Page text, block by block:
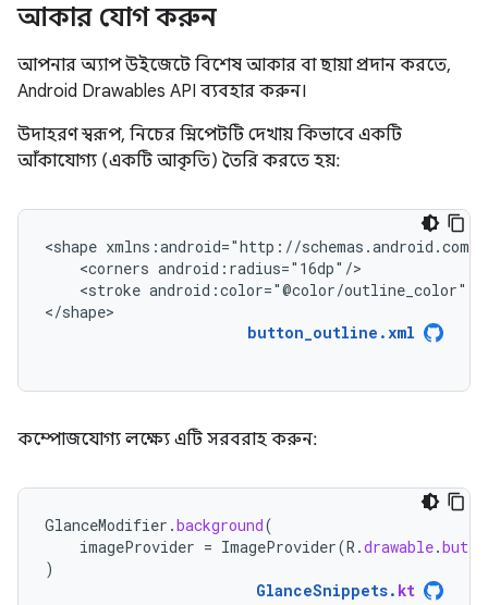
আকার যোগ করুন
আপনার অ্যাপ উইজেটে বিশেষ আকার বা ছায়া প্রদান করতে,
Android Drawables API ব্যবহার করুন।
উদাহরণ স্বরূপ, নিচের স্নিপেটটি দেখায় কিভাবে একটি
আঁকাযোগ্য (একটি আকৃতি) তৈরি করতে হয়:
<shape
<corners
<stroke android:color="@color/outline_color"
</shape>
button_outline.xml
কম্পোজযোগ্য লক্ষ্যে এটি সরবরাহ করুন:
GlanceModifier .background(
imageProvider = ImageProvider(R .drawable.
)
GlanceSnippets. kt